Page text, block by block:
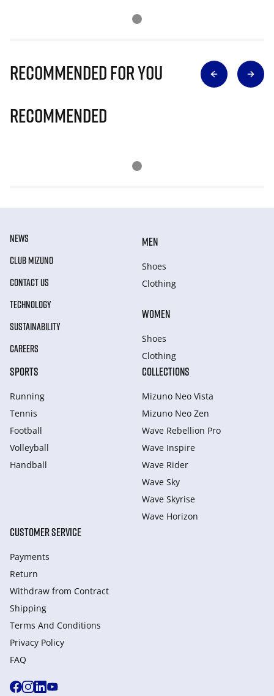
Recommended for you
Recommended
NEWS
CLUB MIZUNO
CONTACT US
TECHNOLOGY
SUSTAINABILITY
CAREERS
MEN
Shoes
Clothing
WOMEN
Shoes
Clothing
SPORTS
Running
Tennis
Football
Volleyball
Handball
COLLECTIONS
Mizuno Neo Vista
Mizuno Neo Zen
Wave Rebellion Pro
Wave Inspire
Wave Rider
Wave Sky
Wave Skyrise
Wave Horizon
CUSTOMER SERVICE
Payments
Return
Withdraw from Сontract
Shipping
Terms And Conditions
Privacy Policy
FAQ